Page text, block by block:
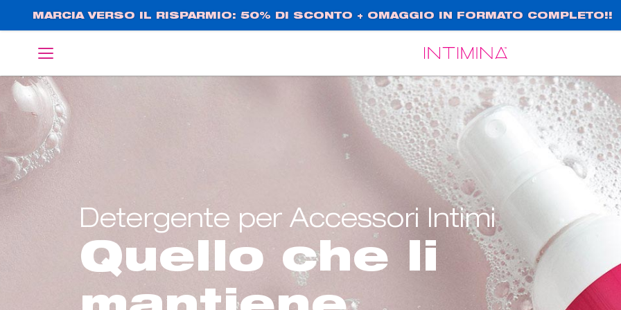
principale
MARCIA VERSO IL RISPARMIO: 50% DI SCONTO + OMAGGIO IN FORMATO COMPLETO!!
English
Quello che li
Detergente per Accessori Intimi